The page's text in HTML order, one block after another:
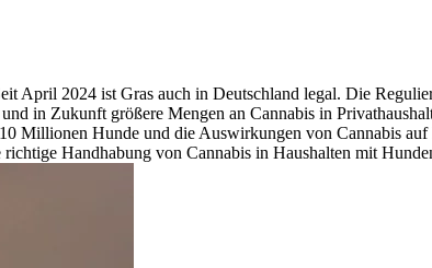
April 2024 ist Gras auch in Deutschland legal. Die
in Zukunft größere Mengen an Cannabis in
Millionen Hunde und die Auswirkungen von Cannabis
Handhabung von Cannabis in Haushalten mit